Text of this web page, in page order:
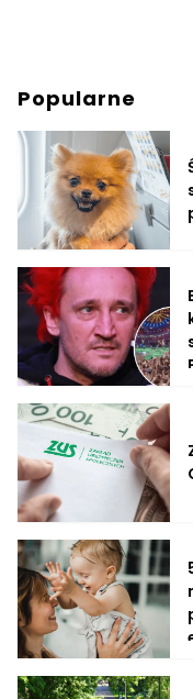
Popularne